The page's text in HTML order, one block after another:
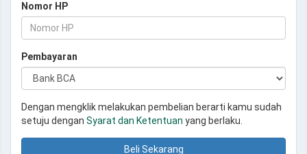
Nomor HP
Pembayaran
Dengan mengklik melakukan pembelian berarti kamu sudah
setuju dengan Syarat dan Ketentuan yang berlaku.
Beli Sekarang